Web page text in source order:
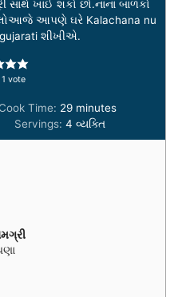
સાથે ખાઈ શકો છો.નાના બાળકો
આપણે ઘરે Kalachana nu
શીખીએ.
vote
Time: 29minutes
minutes
Servings: 4 વ્યક્તિ